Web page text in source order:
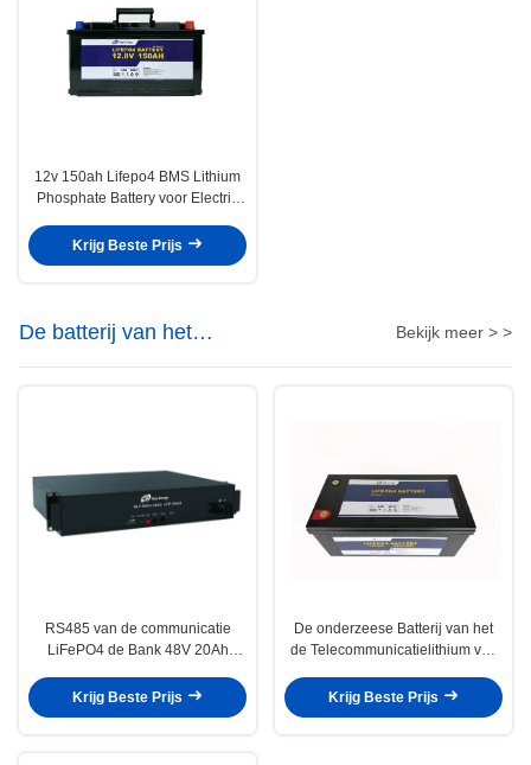
12v 150ah Lifepo4 BMS Lithium
Phosphate Battery voor Electric
Krijg Beste Prijs
De batterij van het
telecommunicatielithium
Bekijk meer > >
RS485 van de communicatie
LiFePO4 de Bank 48V 20Ah
LEIDENE Indicatoren
Krijg Beste Prijs
De onderzeese Batterij van het
de Telecommunicatielithium van
Krijg Beste Prijs